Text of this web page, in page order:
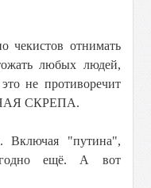
чекистов отнимать
любых людей,
это не противоречит
СКРЕПА.
Включая "путина",
ещё. А вот